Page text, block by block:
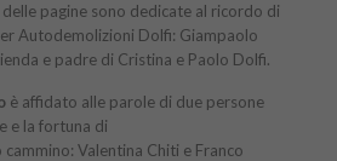
pagine sono dedicate al ricordo di
Autodemolizioni Dolfi: Giampaolo
e padre di Cristina e Paolo Dolfi.
è affidato alle parole di due persone
e la fortuna di
Valentina Chiti e Franco